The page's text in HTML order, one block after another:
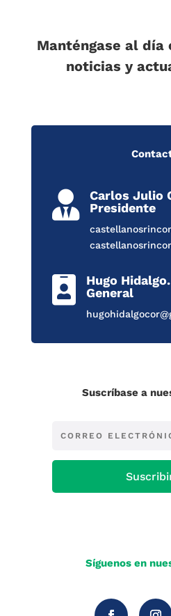
Manténgase al
noticias y

Carlos Julio
Presidente

Hugo
General
Suscríbase a
Síguenos en